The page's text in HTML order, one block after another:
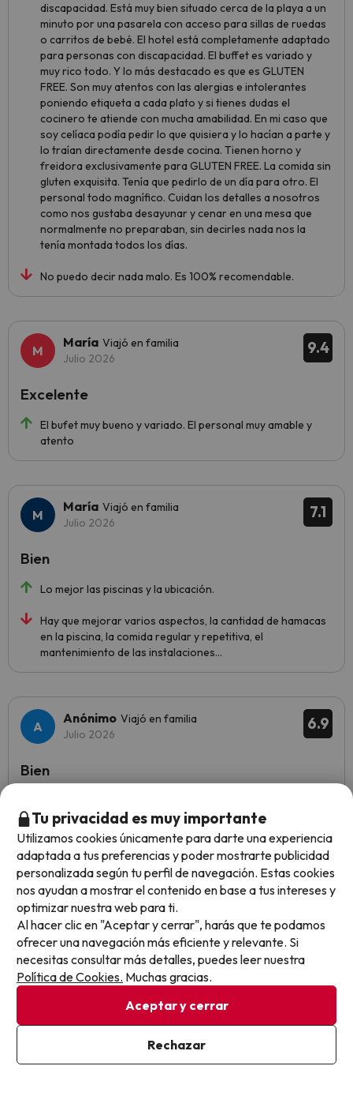
discapacidad. Está muy bien situado cerca de la playa a un
minuto por una pasarela con acceso para sillas de ruedas
o carritos de bebé. El hotel está completamente adaptado
para personas con discapacidad. El buffet es variado y
muy rico todo. Y lo más destacado es que es GLUTEN
FREE. Son muy atentos con las alergias e intolerantes
poniendo etiqueta a cada plato y si tienes dudas el
cocinero te atiende con mucha amabilidad. En mi caso que
soy celíaca podía pedir lo que quisiera y lo hacían a parte y
lo traían directamente desde cocina. Tienen horno y
freidora exclusivamente para GLUTEN FREE. La comida sin
gluten exquisita. Tenía que pedirlo de un día para otro. El
personal todo magnífico. Cuidan los detalles a nosotros
como nos gustaba desayunar y cenar en una mesa que
normalmente no preparaban, sin decirles nada nos la
tenía montada todos los días.
No puedo decir nada malo. Es 100% recomendable.
9.4
María Viajó en familia
Julio 2026
El bufet muy bueno y variado. El personal muy amable y
atento
Excelente
7.1
María Viajó en familia
Julio 2026
Lo mejor las piscinas y la ubicación.
Hay que mejorar varios aspectos, la cantidad de hamacas
en la piscina, la comida regular y repetitiva, el
mantenimiento de las instalaciones...
Bien
6.9
Anónimo Viajó en familia
Julio 2026
agradable
La limpieza de las habitaciones es muy mejorable. Hay
demasiado ruido en el buffet y en el hotel en general. El
precio extra del parking es caro.
Bien
Mostrar más opiniones
Opiniones sobre buscounchollo.com
Tu privacidad es muy importante
Utilizamos cookies únicamente para darte una experiencia
adaptada a tus preferencias y poder mostrarte publicidad
personalizada según tu perfil de navegación. Estas cookies
nos ayudan a mostrar el contenido en base a tus intereses y
optimizar nuestra web para ti.
Al hacer clic en "Aceptar y cerrar", harás que te podamos
ofrecer una navegación más eficiente y relevante. Si
necesitas consultar más detalles, puedes leer nuestra
Política de Cookies. Muchas gracias.
Aceptar y cerrar
Rechazar